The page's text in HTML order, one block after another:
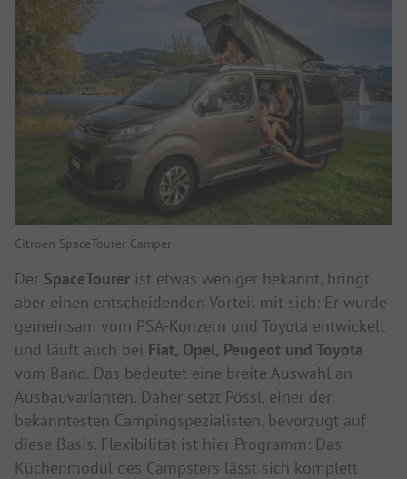
Citroen SpaceTourer Camper
Der SpaceTourer ist etwas weniger bekannt, bringt
aber einen entscheidenden Vorteil mit sich: Er wurde
gemeinsam vom PSA-Konzern und Toyota entwickelt
und läuft auch bei Fiat, Opel, Peugeot und Toyota
vom Band. Das bedeutet eine breite Auswahl an
Ausbauvarianten. Daher setzt Pössl, einer der
bekanntesten Campingspezialisten, bevorzugt auf
diese Basis. Flexibilität ist hier Programm: Das
Küchenmodul des Campsters lässt sich komplett